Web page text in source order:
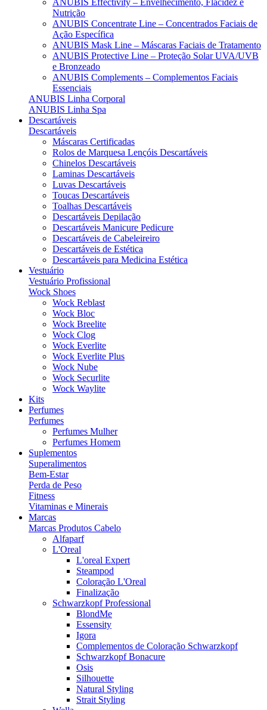
ANUBIS Effectivity – Envelhecimento, Flacidez e
Nutrição
ANUBIS Concentrate Line – Concentrados Faciais de
Ação Específica
ANUBIS Mask Line – Máscaras Faciais de Tratamento
ANUBIS Protective Line – Proteção Solar UVA/UVB
e Bronzeado
ANUBIS Complements – Complementos Faciais
Essenciais
ANUBIS Linha Corporal
ANUBIS Linha Spa
Descartáveis
Descartáveis
Máscaras Certificadas
Rolos de Marquesa Lençóis Descartáveis
Chinelos Descartáveis
Laminas Descartáveis
Luvas Descartáveis
Toucas Descartáveis
Toalhas Descartáveis
Descartáveis Depilação
Descartáveis Manicure Pedicure
Descartáveis de Cabeleireiro
Descartáveis de Estética
Descartáveis para Medicina Estética
Vestuário
Vestuário Profissional
Wock Shoes
Wock Reblast
Wock Bloc
Wock Breelite
Wock Clog
Wock Everlite
Wock Everlite Plus
Wock Nube
Wock Securlite
Wock Waylite
Kits
Perfumes
Perfumes
Perfumes Mulher
Perfumes Homem
Suplementos
Superalimentos
Bem-Estar
Perda de Peso
Fitness
Vitaminas e Minerais
Marcas
Marcas Produtos Cabelo
Alfaparf
L'Oreal
L'oreal Expert
Steampod
Coloração L'Oreal
Finalização
Schwarzkopf Professional
BlondMe
Essensity
Igora
Complementos de Coloração Schwarzkopf
Schwarzkopf Bonacure
Osis
Silhouette
Natural Styling
Strait Styling